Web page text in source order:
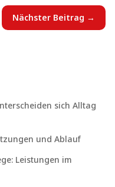
Nächster Beitrag →
sich Alltag
und Ablauf
Leistungen im